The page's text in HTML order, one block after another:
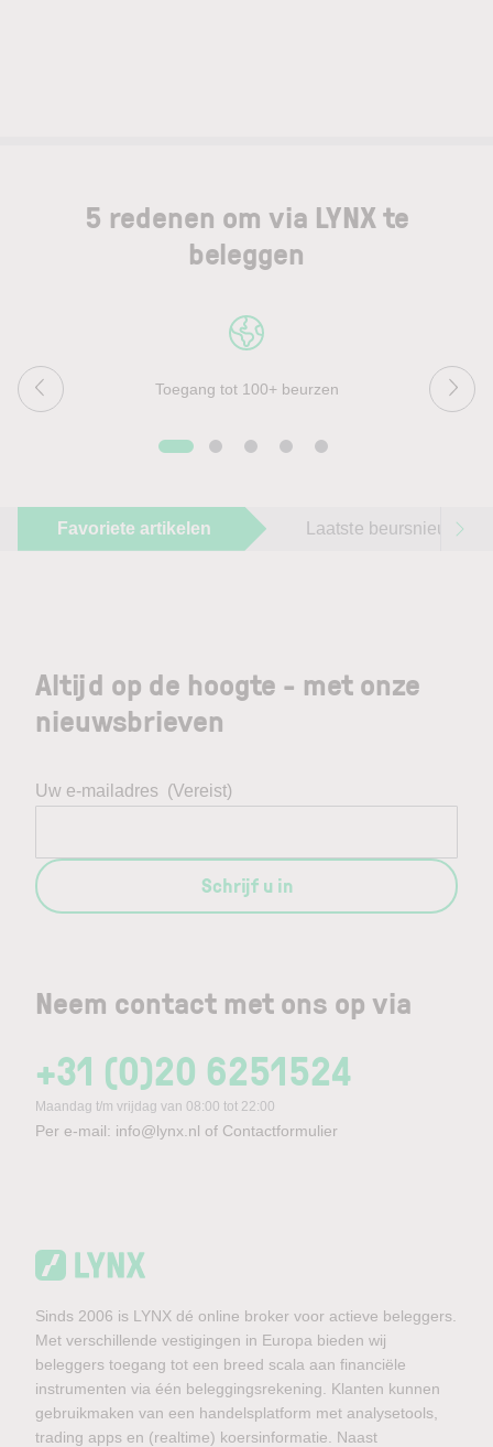
5 redenen om via LYNX te
beleggen
Toegang tot 100+ beurzen
Favoriete artikelen Laatste beursnieuws
Neem contact met ons op via
+31 (0)20 6251524
Maandag t/m vrijdag van 08:00 tot 22:00
Per e-mail: info@lynx.nl of Contactformulier
Altijd op de hoogte - met onze
nieuwsbrieven
Uw e-mailadres (Vereist)
Schrijf u in
Sinds 2006 is LYNX dé online broker voor actieve beleggers.
Met verschillende vestigingen in Europa bieden wij
beleggers toegang tot een breed scala aan financiële
instrumenten via één beleggingsrekening. Klanten kunnen
gebruikmaken van een handelsplatform met analysetools,
trading apps en (realtime) koersinformatie. Naast